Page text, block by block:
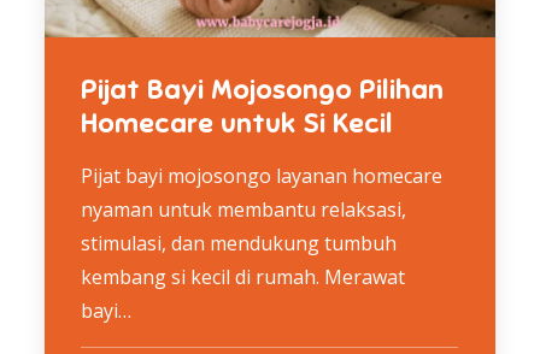
Pijat Bayi Mojosongo Pilihan
Homecare untuk Si Kecil
Pijat bayi mojosongo layanan homecare
nyaman untuk membantu relaksasi,
stimulasi, dan mendukung tumbuh
kembang si kecil di rumah. Merawat
bayi…